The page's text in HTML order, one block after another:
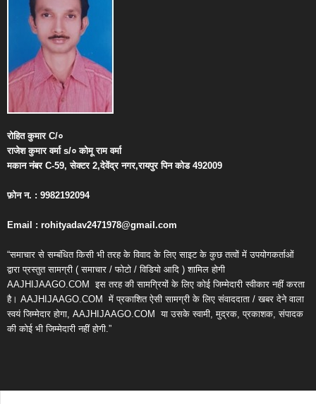
रोहित कुमारC/०
राजेश कुमार वर्माs/० कोमू राम वर्मा
मकान नंबरC-59,सेक्टर2,देवेंद्र नगर,रायपुर पिन कोड492009
फ़ोन न. : 9982192094
Email : rohityadav2471978@gmail.com
“समाचार से सम्बंधित किसी भी तरह के विवाद के लिए साइट के कुछ तत्वों में उपयोगकर्ताओं
द्वारा प्रस्तुत सामग्री ( समाचार / फोटो / विडियो आदि ) शामिल होगी
AAJHIJAAGO.COM इस तरह की सामग्रियों के लिए कोई जिम्मेदारी स्वीकार नहीं करता
है। AAJHIJAAGO.COM में प्रकाशित ऐसी सामग्री के लिए संवाददाता / खबर देने वाला
स्वयं जिम्मेदार होगा, AAJHIJAAGO.COM या उसके स्वामी, मुद्रक, प्रकाशक, संपादक
की कोई भी जिम्मेदारी नहीं होगी.”